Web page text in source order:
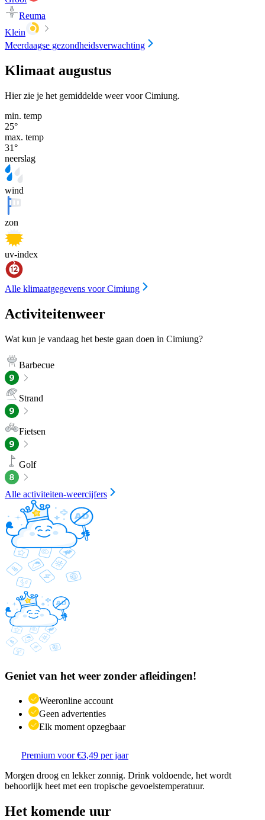
Reuma
Klein
Meerdaagse gezondheidsverwachting
Klimaat augustus
Hier zie je het gemiddelde weer voor Cimiung.
min. temp
25°
max. temp
31°
neerslag
wind
zon
uv-index
Alle klimaatgegevens voor Cimiung
Activiteitenweer
Wat kun je vandaag het beste gaan doen in Cimiung?
Barbecue
Strand
Fietsen
Golf
Alle activiteiten-weercijfers
Geniet van het weer zonder afleidingen!
Weeronline account
Geen advertenties
Elk moment opzegbaar
Premium voor €3,49 per jaar
Morgen droog en lekker zonnig. Drink voldoende, het wordt
behoorlijk heet met een tropische gevoelstemperatuur.
Het komende uur